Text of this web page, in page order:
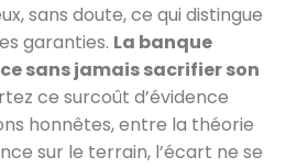
sans doute, ce qui distingue
garanties. La banque
sans jamais sacrifier son
ce surcoût d’évidence
honnêtes, entre la théorie
sur le terrain, l’écart ne se